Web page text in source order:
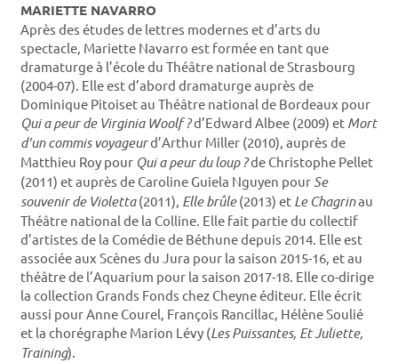
MARIETTE NAVARRO
Après des études de lettres modernes et d’arts du
spectacle, Mariette Navarro est formée en tant que
dramaturge à l’école du Théâtre national de Strasbourg
(2004-07). Elle est d’abord dramaturge auprès de
Dominique Pitoiset au Théâtre national de Bordeaux pour
Qui a peur de Virginia Woolf ?d’Edward Albee (2009) et Mort
d’un commis voyageurd’Arthur Miller (2010), auprès de
Matthieu Roy pour Qui a peur du loup ?de Christophe Pellet
(2011) et auprès de Caroline Guiela Nguyen pourSe
souvenir de Violetta(2011), Elle brûle(2013) et Le Chagrinau
Théâtre national de la Colline. Elle fait partie du collectif
d’artistes de la Comédie de Béthune depuis 2014. Elle est
associée aux Scènes du Jura pour la saison 2015-16, et au
théâtre de l’Aquarium pour la saison 2017-18. Elle co-dirige
la collection Grands Fonds chez Cheyne éditeur. Elle écrit
aussi pour Anne Courel, François Rancillac, Hélène Soulié
et la chorégraphe Marion Lévy (Les Puissantes, Et Juliette,
Training).